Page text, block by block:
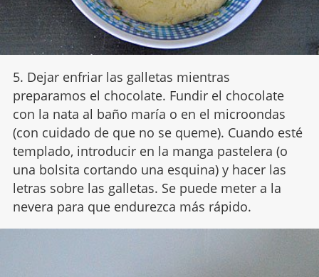
5. Dejar enfriar las galletas mientras
preparamos el chocolate. Fundir el chocolate
con la nata al baño maría o en el microondas
(con cuidado de que no se queme). Cuando esté
templado, introducir en la manga pastelera (o
una bolsita cortando una esquina) y hacer las
letras sobre las galletas. Se puede meter a la
nevera para que endurezca más rápido.